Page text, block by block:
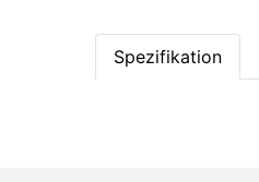
Spezifikation